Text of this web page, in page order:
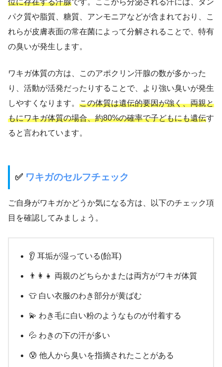
位に存在する汗腺です。ここから分泌される汗には、タン
パク質や脂質、糖質、アンモニアなどが含まれており、こ
れらが皮膚表面の常在菌によって分解されることで、特有
の臭いが発生します。
ワキガ体質の方は、このアポクリン汗腺の数が多かった
り、活動が活発だったりすることで、より強い臭いが発生
しやすくなります。 この体質は遺伝的要因が強く、両親と
もにワキガ体質の場合、約80%の確率で子どもにも遺伝す
ると言われています。
✅ ワキガのセルフチェック
ご自身がワキガかどうか気になる方は、以下のチェック項
目を確認してみましょう。
👂 耳垢が湿っている(飴耳)
👨‍👩‍👧 両親のどちらかまたは両方がワキガ体質
👕 白い衣服のわき部分が黄ばむ
💫 わき毛に白い粉のようなものが付着する
💦 わきの下の汗が多い
😰 他人から臭いを指摘されたことがある